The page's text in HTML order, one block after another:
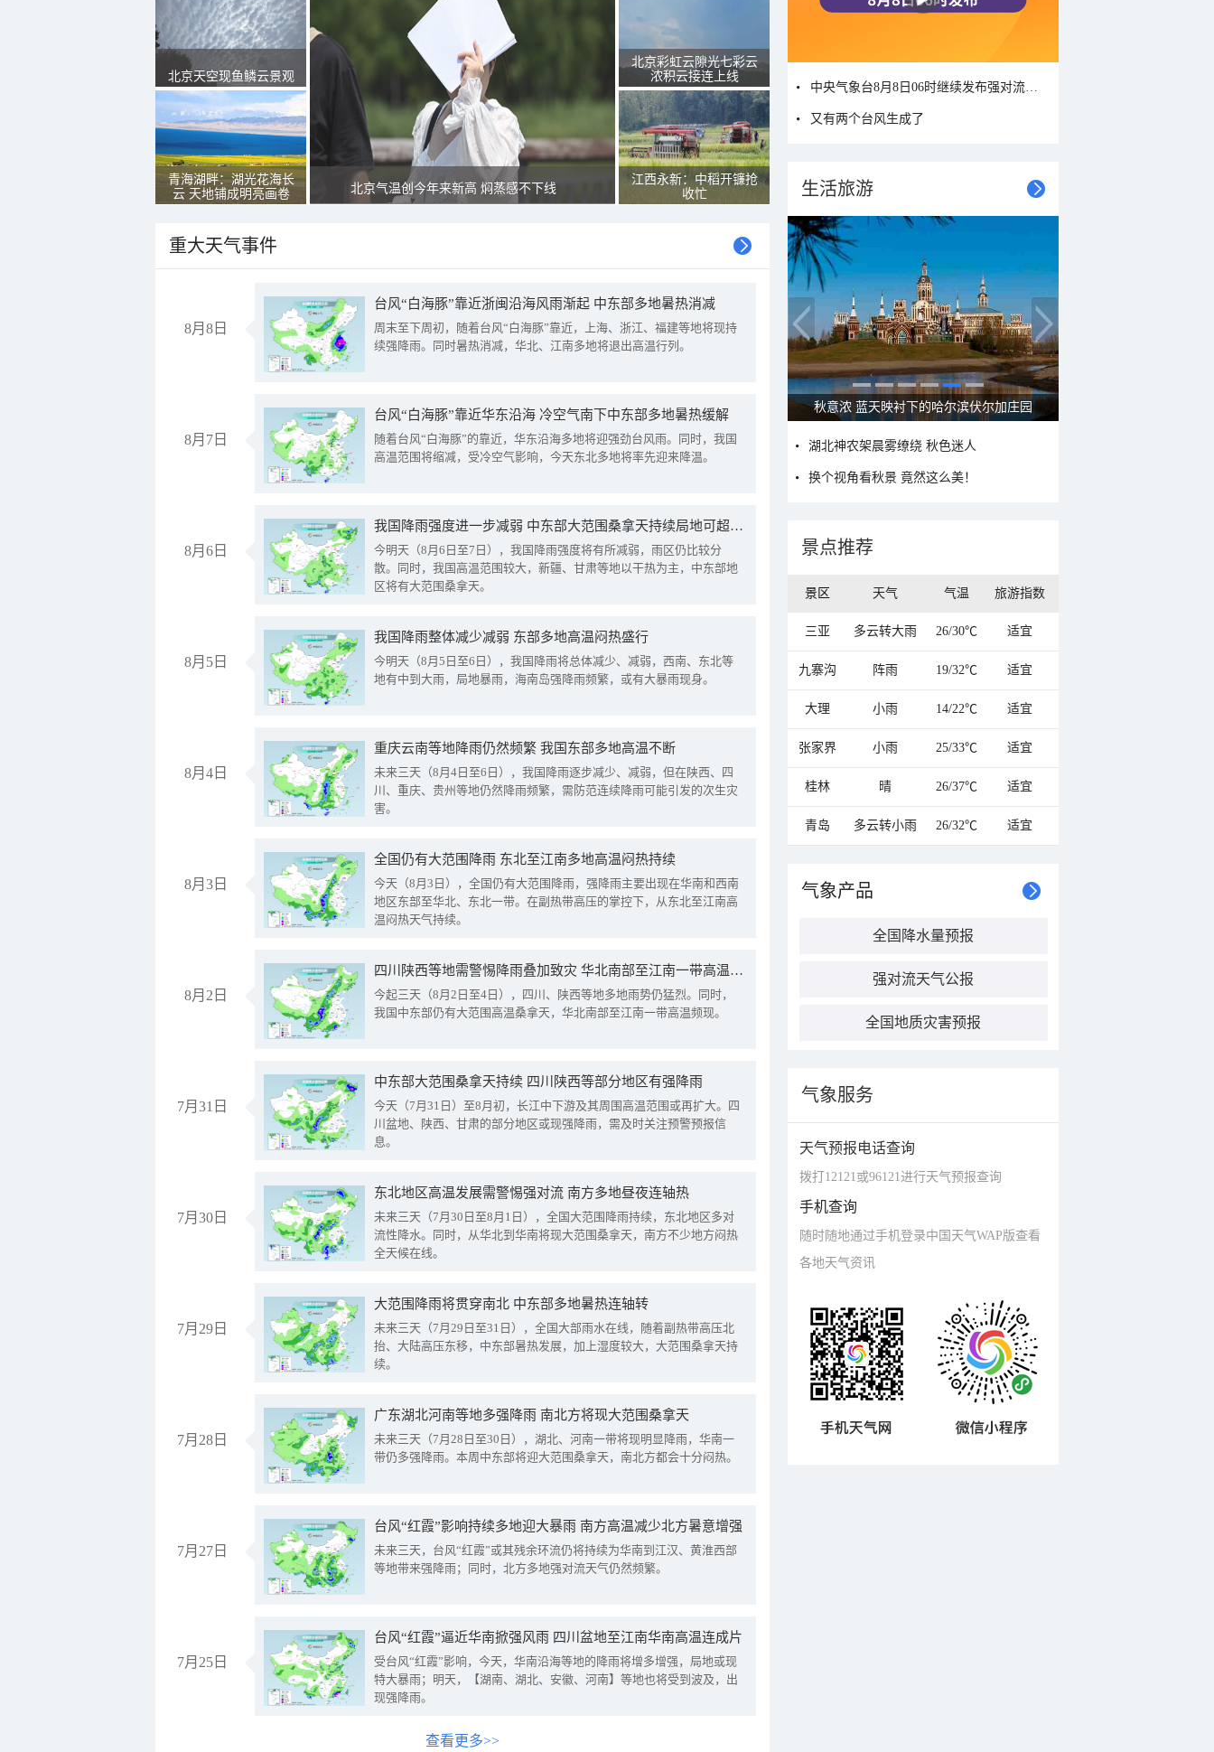
北京天空现鱼鳞云景观
青海湖畔：湖光花海长
云 天地铺成明亮画卷
北京气温创今年来新高 焖蒸感不下线
北京彩虹云隙光七彩云
浓积云接连上线
江西永新：中稻开镰抢
收忙
重大天气事件
8月8日
台风“白海豚”靠近浙闽沿海风雨渐起 中东部多地暑热消减
周末至下周初，随着台风“白海豚”靠近，上海、浙江、福建等地将现持
续强降雨。同时暑热消减，华北、江南多地将退出高温行列。
8月7日
台风“白海豚”靠近华东沿海 冷空气南下中东部多地暑热缓解
随着台风“白海豚”的靠近，华东沿海多地将迎强劲台风雨。同时，我国
高温范围将缩减，受冷空气影响，今天东北多地将率先迎来降温。
8月6日
我国降雨强度进一步减弱 中东部大范围桑拿天持续局地可超38℃
今明天（8月6日至7日），我国降雨强度将有所减弱，雨区仍比较分
散。同时，我国高温范围较大，新疆、甘肃等地以干热为主，中东部地
区将有大范围桑拿天。
8月5日
我国降雨整体减少减弱 东部多地高温闷热盛行
今明天（8月5日至6日），我国降雨将总体减少、减弱，西南、东北等
地有中到大雨，局地暴雨，海南岛强降雨频繁，或有大暴雨现身。
8月4日
重庆云南等地降雨仍然频繁 我国东部多地高温不断
未来三天（8月4日至6日），我国降雨逐步减少、减弱，但在陕西、四
川、重庆、贵州等地仍然降雨频繁，需防范连续降雨可能引发的次生灾
害。
8月3日
全国仍有大范围降雨 东北至江南多地高温闷热持续
今天（8月3日），全国仍有大范围降雨，强降雨主要出现在华南和西南
地区东部至华北、东北一带。在副热带高压的掌控下，从东北至江南高
温闷热天气持续。
8月2日
四川陕西等地需警惕降雨叠加致灾 华北南部至江南一带高温频现
今起三天（8月2日至4日），四川、陕西等地多地雨势仍猛烈。同时，
我国中东部仍有大范围高温桑拿天，华北南部至江南一带高温频现。
7月31日
中东部大范围桑拿天持续 四川陕西等部分地区有强降雨
今天（7月31日）至8月初，长江中下游及其周围高温范围或再扩大。四
川盆地、陕西、甘肃的部分地区或现强降雨，需及时关注预警预报信
息。
7月30日
东北地区高温发展需警惕强对流 南方多地昼夜连轴热
未来三天（7月30日至8月1日），全国大范围降雨持续，东北地区多对
流性降水。同时，从华北到华南将现大范围桑拿天，南方不少地方闷热
全天候在线。
7月29日
大范围降雨将贯穿南北 中东部多地暑热连轴转
未来三天（7月29日至31日），全国大部雨水在线，随着副热带高压北
抬、大陆高压东移，中东部暑热发展，加上湿度较大，大范围桑拿天持
续。
7月28日
广东湖北河南等地多强降雨 南北方将现大范围桑拿天
未来三天（7月28日至30日），湖北、河南一带将现明显降雨，华南一
带仍多强降雨。本周中东部将迎大范围桑拿天，南北方都会十分闷热。
7月27日
台风“红霞”影响持续多地迎大暴雨 南方高温减少北方暑意增强
未来三天，台风“红霞”或其残余环流仍将持续为华南到江汉、黄淮西部
等地带来强降雨；同时，北方多地强对流天气仍然频繁。
7月25日
台风“红霞”逼近华南掀强风雨 四川盆地至江南华南高温连成片
受台风“红霞”影响，今天，华南沿海等地的降雨将增多增强，局地或现
特大暴雨；明天，【湖南、湖北、安徽、河南】等地也将受到波及，出
现强降雨。
查看更多>>
又有两个台风生成了
生活旅游
秋意浓 蓝天映衬下的哈尔滨伏尔加庄园
湖北神农架晨雾缭绕 秋色迷人
换个视角看秋景 竟然这么美！
景点推荐
景区 天气 气温 旅游指数
三亚 多云转大雨 26/30℃ 适宜
九寨沟 阵雨 19/32℃ 适宜
大理 小雨 14/22℃ 适宜
张家界 小雨 25/33℃ 适宜
桂林 晴 26/37℃ 适宜
青岛 多云转小雨 26/32℃ 适宜
气象产品
全国降水量预报
强对流天气公报
全国地质灾害预报
气象服务
天气预报电话查询
拨打12121或96121进行天气预报查询
手机查询
随时随地通过手机登录中国天气WAP版查看
各地天气资讯